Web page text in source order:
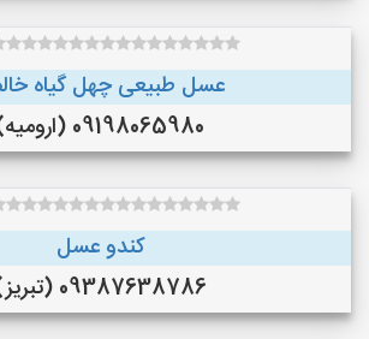
عسل طبیعی چهل گیاه
09198065980 (ارومیه)
کندو عسل
09387638786 (تبریز)